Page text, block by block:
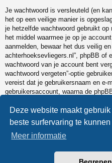
Deze website maakt
beste surfervaring te
Meer informatie
Je wachtwoord is versleuteld (en
het op een veilige manier is
je hetzelfde wachtwoord gebruikt
het middel waarmee je op je
aanmelden, bewaar het dus veilig
achterhoeksevliegers.nl”, phpBB of
wachtwoord van je account bent
wachtwoord vergeten”-optie
vereist dat je gebruikersnaam en e-
gebruikersaccount, waarna de
genereren en zal opsturen naar
aanmelden.
AVXCC webpage Forumoverzicht
Powered byphpBB®
Style doorArty-